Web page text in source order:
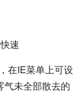
速
在IE菜单上可设
气未全部散去的